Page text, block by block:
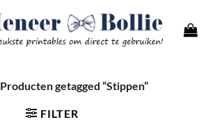
Producten getagged “Stippen”
FILTER